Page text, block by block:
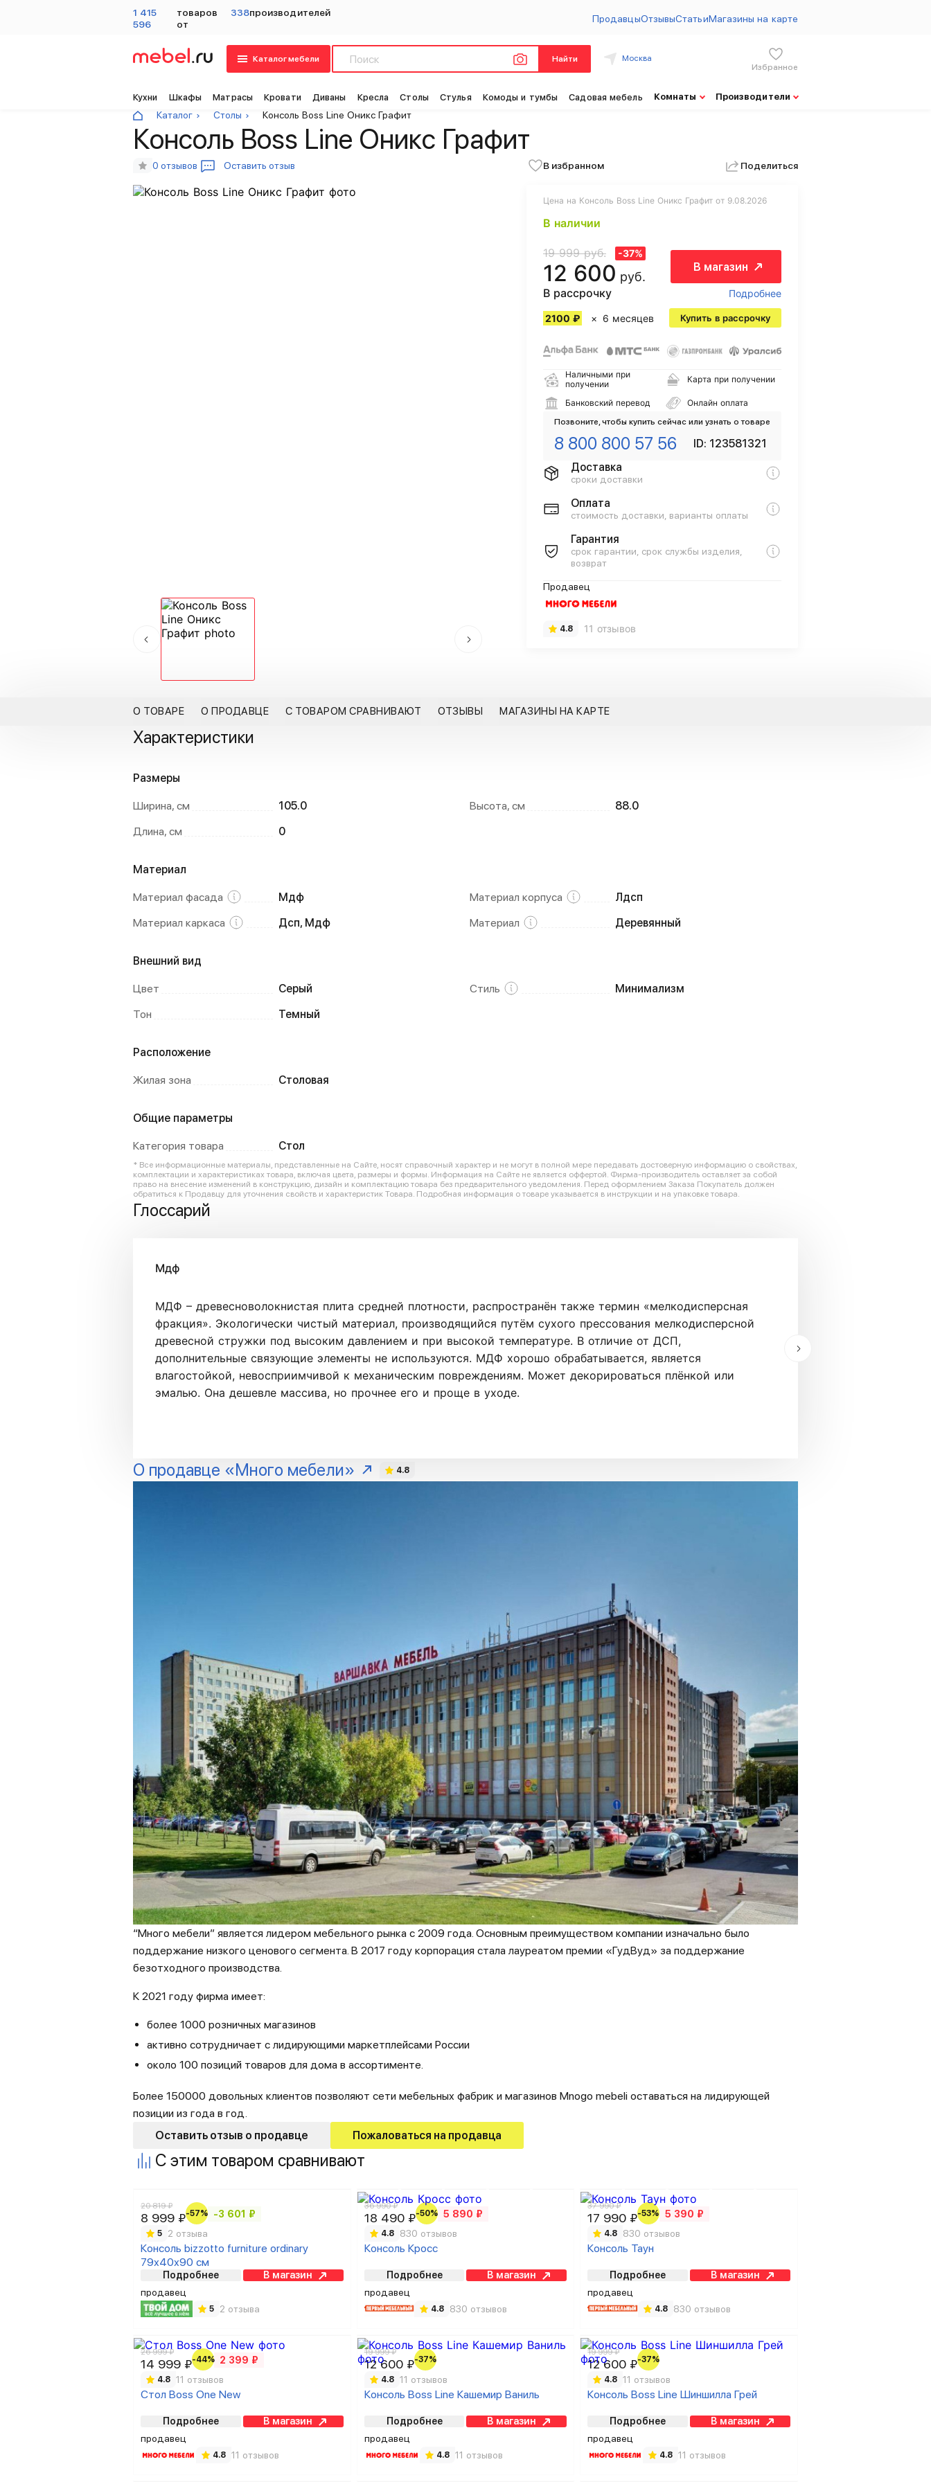
1 415
596
товаров
от
338производителей
ПродавцыОтзывыСтатьиМагазины на карте
Каталог мебели Найти
Москва
Избранное
Кухни Шкафы Матрасы Кровати Диваны Кресла Столы Стулья Комоды и тумбы Садовая мебель Комнаты Производители
Каталог Столы Консоль Boss Line Оникс Графит
Консоль Boss Line Оникс Графит
0 отзывов Оставить отзыв В избранном Поделиться
Цена на Консоль Boss Line Оникс Графит от 9.08.2026
В наличии
19 999 руб. -37%
12 600 руб.
В магазин
В рассрочку Подробнее
2100 ₽ 6 месяцев Купить в рассрочку
Наличными при
получении
Карта при получении
Банковский перевод Онлайн оплата
Позвоните, чтобы купить сейчас или узнать о товаре
8 800 800 57 56
ID: 123581321
Доставка
сроки доставки
Оплата
стоимость доставки, варианты оплаты
Гарантия
срок гарантии, срок службы изделия,
возврат
Продавец
4.8 11 отзывов
О ТОВАРЕ О ПРОДАВЦЕ С ТОВАРОМ СРАВНИВАЮТ ОТЗЫВЫ МАГАЗИНЫ НА КАРТЕ
Характеристики
Размеры
Ширина, см 105.0 Высота, см
88.0
Длина, см
0
Материал
Материал фасада Мдф Материал корпуса
Лдсп
Материал каркаса
Дсп, Мдф Материал Деревянный
Внешний вид
Цвет Серый Стиль
Минимализм
Тон
Темный
Расположение
Жилая зона Столовая
Общие параметры
Категория товара Стол
* Все информационные материалы, представленные на Сайте, носят справочный характер и не могут в полной мере передавать достоверную информацию о свойствах,
комплектации и характеристиках товара, включая цвета, размеры и формы. Информация на Сайте не является оффертой. Фирма-производитель оставляет за собой
право на внесение изменений в конструкцию, дизайн и комплектацию товара без предварительного уведомления. Перед оформлением Заказа Покупатель должен
обратиться к Продавцу для уточнения свойств и характеристик Товара. Подробная информация о товаре указывается в инструкции и на упаковке товара.
Глоссарий
Мдф
МДФ – древесноволокнистая плита средней плотности, распространён также термин «мелкодисперсная
фракция». Экологически чистый материал, производящийся путём сухого прессования мелкодисперсной
древесной стружки под высоким давлением и при высокой температуре. В отличие от ДСП,
дополнительные связующие элементы не используются. МДФ хорошо обрабатывается, является
влагостойкой, невосприимчивой к механическим повреждениям. Может декорироваться плёнкой или
эмалью. Она дешевле массива, но прочнее его и проще в уходе.
О продавце «Много мебели» 4.8
Оставить отзыв о продавце Пожаловаться на продавца
“Много мебели” является лидером мебельного рынка с 2009 года. Основным преимуществом компании изначально было
поддержание низкого ценового сегмента. В 2017 году корпорация стала лауреатом премии «ГудВуд» за поддержание
безотходного производства.
К 2021 году фирма имеет:
более 1000 розничных магазинов
активно сотрудничает с лидирующими маркетплейсами России
около 100 позиций товаров для дома в ассортименте.
Более 150000 довольных клиентов позволяют сети мебельных фабрик и магазинов Mnogo mebeli оставаться на лидирующей
позиции из года в год.
С этим товаром сравнивают
20 819 ₽
8 999 ₽-57% -3 601 ₽
5 2 отзыва
Консоль bizzotto furniture ordinary
79х40х90 см
Подробнее
В магазин
продавец
5 2 отзыва
36 990 ₽
18 490 ₽-50% 5 890 ₽
4.8 830 отзывов
Консоль Кросс
Подробнее
В магазин
продавец
4.8 830 отзывов
37 990 ₽
17 990 ₽-53% 5 390 ₽
4.8 830 отзывов
Консоль Таун
Подробнее
В магазин
продавец
4.8 830 отзывов
26 999 ₽
14 999 ₽-44% 2 399 ₽
4.8 11 отзывов
Стол Boss One New
Подробнее
В магазин
продавец
4.8 11 отзывов
19 999 ₽
12 600 ₽-37%
4.8 11 отзывов
Консоль Boss Line Кашемир Ваниль
Подробнее
В магазин
продавец
4.8 11 отзывов
19 999 ₽
12 600 ₽-37%
4.8 11 отзывов
Консоль Boss Line Шиншилла Грей
Подробнее
В магазин
продавец
4.8 11 отзывов